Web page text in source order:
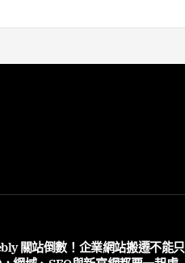
關站倒數！企業網站搬遷不能只